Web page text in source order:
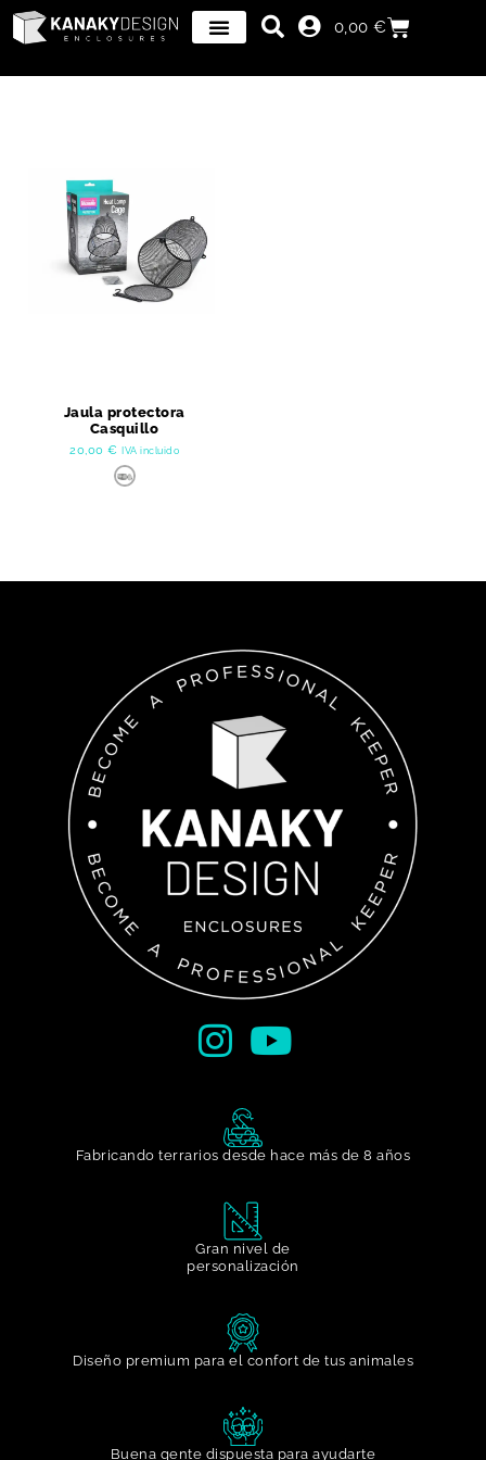
0,00€
Jaula protectora
Casquillo
20,00 € IVA incluido
Fabricando terrarios desde hace más de 8 años
Gran nivel de
personalización​
Diseño premium para el confort de tus animales
Buena gente dispuesta para ayudarte​